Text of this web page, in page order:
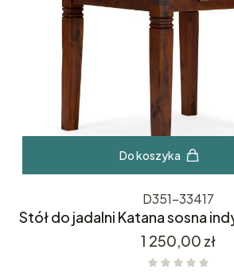
Do koszyka
D351-33417
Stół do jadalni Katana sosna
Cena
1 250,00 zł